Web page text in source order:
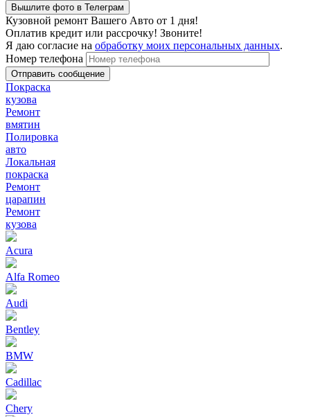
Вышлите фото в Телеграм
Кузовной ремонт Вашего Авто от 1 дня!
Оплатив кредит или рассрочку! Звоните!
Я даю согласие на обработку моих персональных данных.
Номер телефона
Покраска
кузова
Ремонт
вмятин
Полировка
авто
Локальная
покраска
Ремонт
царапин
Ремонт
кузова
Acura
Alfa Romeo
Audi
Bentley
BMW
Cadillac
Chery